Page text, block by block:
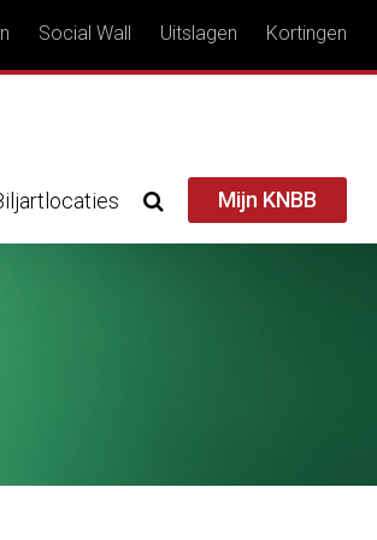
Social Wall Uitslagen Kortingen
Mijn KNBB